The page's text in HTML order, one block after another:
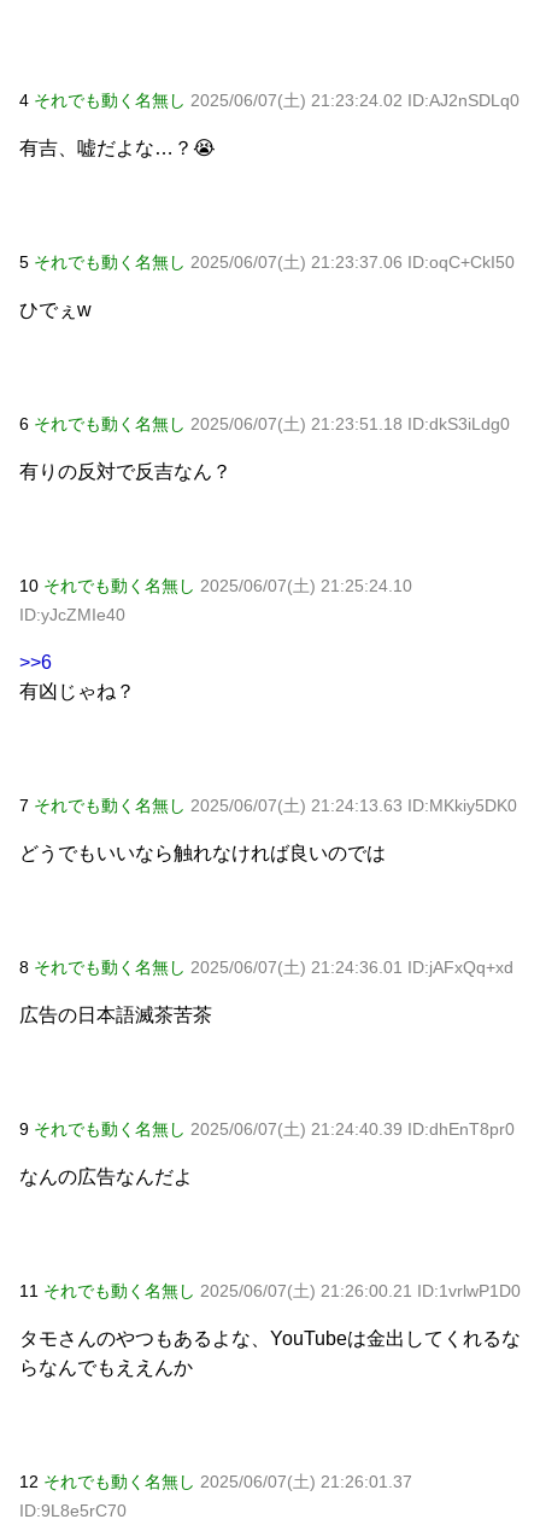
4 それでも動く名無し 2025/06/07(土) 21:23:24.02 ID:AJ2nSDLq0
有吉、嘘だよな…？😭
5 それでも動く名無し 2025/06/07(土) 21:23:37.06 ID:oqC+CkI50
ひでぇw
6 それでも動く名無し 2025/06/07(土) 21:23:51.18 ID:dkS3iLdg0
有りの反対で反吉なん？
10 それでも動く名無し 2025/06/07(土) 21:25:24.10
ID:yJcZMIe40
>>6
有凶じゃね？
7 それでも動く名無し 2025/06/07(土) 21:24:13.63 ID:MKkiy5DK0
どうでもいいなら触れなければ良いのでは
8 それでも動く名無し 2025/06/07(土) 21:24:36.01 ID:jAFxQq+xd
広告の日本語滅茶苦茶
9 それでも動く名無し 2025/06/07(土) 21:24:40.39 ID:dhEnT8pr0
なんの広告なんだよ
11 それでも動く名無し 2025/06/07(土) 21:26:00.21 ID:1vrlwP1D0
タモさんのやつもあるよな、YouTubeは金出してくれるな
らなんでもええんか
12 それでも動く名無し 2025/06/07(土) 21:26:01.37
ID:9L8e5rC70